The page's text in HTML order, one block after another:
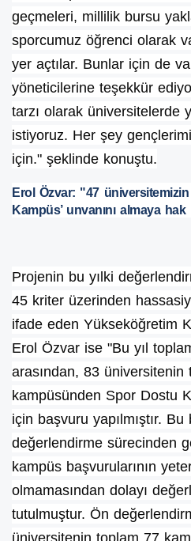
geçmeleri, millilik bursu
sporcumuz öğrenci olarak
yer açtılar. Bunlar için de
yöneticilerine teşekkür
tarzı olarak üniversitelerde
istiyoruz. Her şey
için." şeklinde konuştu.
Erol Özvar: "47
Kampüs’ unvanını almaya hak
Projenin bu yılki
45 kriter üzerinden
ifade eden Yükseköğretim
Erol Özvar ise "Bu yıl
arasından, 83 üniversitenin
kampüsünden Spor Dostu
için başvuru yapılmıştır.
değerlendirme sürecinden
kampüs başvurularının
olmamasından dolayı
tutulmuştur. Ön
üniversitenin toplam 77